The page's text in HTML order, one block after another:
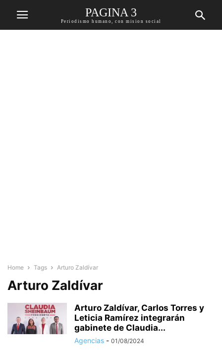
PAGINA 3
Periodismo humano, con mision social
Home Tags Arturo Zaldívar
Arturo Zaldívar
Arturo Zaldívar, Carlos Torres y
Leticia Ramírez integrarán
gabinete de Claudia...
Agencias - 01/08/2024